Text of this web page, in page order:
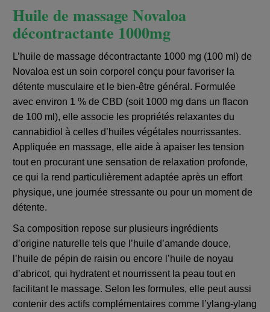
Huile de massage Novaloa
décontractante 1000mg
L’huile de massage décontractante 1000 mg (100 ml) de
Novaloa est un soin corporel conçu pour favoriser la
détente musculaire et le bien-être général. Formulée
avec environ 1 % de CBD (soit 1000 mg dans un flacon
de 100 ml), elle associe les propriétés relaxantes du
cannabidiol à celles d’huiles végétales nourrissantes.
Appliquée en massage, elle aide à apaiser les tension
tout en procurant une sensation de relaxation profonde,
ce qui la rend particulièrement adaptée après un effort
physique, une journée stressante ou pour un moment de
détente.
Sa composition repose sur plusieurs ingrédients
d’origine naturelle tels que l’huile d’amande douce,
l’huile de pépin de raisin ou encore l’huile de noyau
d’abricot, qui hydratent et nourrissent la peau tout en
facilitant le massage. Selon les formules, elle peut aussi
contenir des actifs complémentaires comme l’ylang-ylang